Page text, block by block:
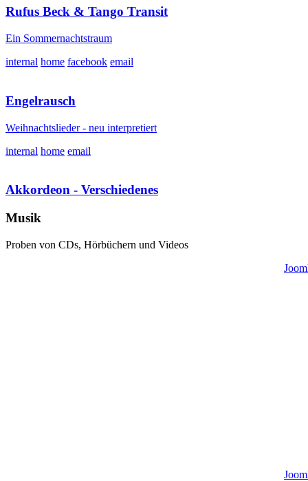
Rufus Beck & Tango Transit
Ein Sommernachtstraum
internal home facebook email
Engelrausch
Weihnachtslieder - neu interpretiert
internal home email
Akkordeon - Verschiedenes
Musik
Proben von CDs, Hörbüchern und Videos